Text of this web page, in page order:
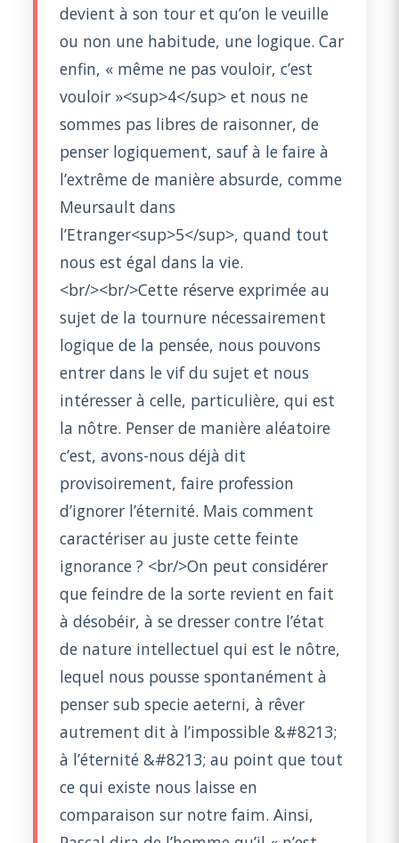
devient à son tour et qu’on le veuille
ou non une habitude, une logique. Car
enfin, « même ne pas vouloir, c’est
vouloir »<sup>4</sup> et nous ne
sommes pas libres de raisonner, de
penser logiquement, sauf à le faire à
l’extrême de manière absurde, comme
Meursault dans
l’Etranger<sup>5</sup>, quand tout
nous est égal dans la vie.
<br/><br/>Cette réserve exprimée au
sujet de la tournure nécessairement
logique de la pensée, nous pouvons
entrer dans le vif du sujet et nous
intéresser à celle, particulière, qui est
la nôtre. Penser de manière aléatoire
c’est, avons-nous déjà dit
provisoirement, faire profession
d’ignorer l’éternité. Mais comment
caractériser au juste cette feinte
ignorance ? <br/>On peut considérer
que feindre de la sorte revient en fait
à désobéir, à se dresser contre l’état
de nature intellectuel qui est le nôtre,
lequel nous pousse spontanément à
penser sub specie aeterni, à rêver
autrement dit à l’impossible &#8213;
à l’éternité &#8213; au point que tout
ce qui existe nous laisse en
comparaison sur notre faim. Ainsi,